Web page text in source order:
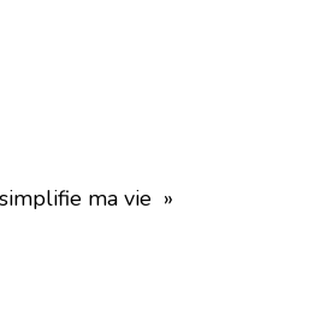
simplifie ma vie »